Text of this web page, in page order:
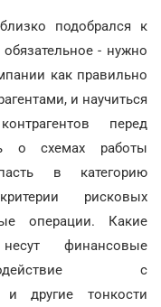
подобрался к
- нужно
как правильно
и научиться
перед
о схемах работы
в категорию
рисковых
операции. Какие
финансовые
с
и другие тонкости